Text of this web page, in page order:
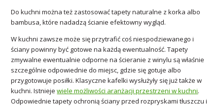
Do kuchni można też zastosować tapety naturalne z korka albo
bambusa, które nadadzą ścianie efektowny wygląd.
W kuchni zawsze może się przytrafić coś niespodziewanego i
ściany powinny być gotowe na każdą ewentualność. Tapety
zmywalne ewentualnie odporne na ścieranie z winylu są właśnie
szczególnie odpowiednie do miejsc, gdzie się gotuje albo
przygotowuje posiłki. Klasyczne kafelki wysłużyły się już także w
kuchni. Istniejewiele możliwości aranżacji przestrzeni w kuchni.
Odpowiednie tapety ochronią ściany przed rozpryskami tłuszczu i